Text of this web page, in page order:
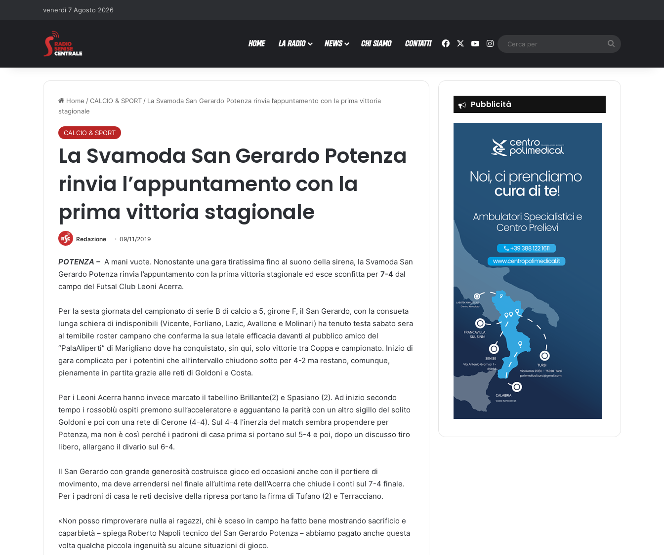
venerdì 7 Agosto 2026
HOME LA RADIO NEWS CHI SIAMO CONTATTI Facebook You TubeInstagram
Home /CALCIO & SPORT / La Svamoda San Gerardo Potenza rinvia l’appuntamento con la prima vittoria
stagionale
CALCIO & SPORT
La Svamoda San Gerardo Potenza
rinvia l’appuntamento con la
prima vittoria stagionale
Redazione 09/11/2019
POTENZA – A mani vuote. Nonostante una gara tiratissima fino al suono della sirena, la Svamoda San
Gerardo Potenza rinvia l’appuntamento con la prima vittoria stagionale ed esce sconfitta per 7-4 dal
campo del Futsal Club Leoni Acerra.
Per la sesta giornata del campionato di serie B di calcio a 5, girone F, il San Gerardo, con la consueta
lunga schiera di indisponibili (Vicente, Forliano, Lazic, Avallone e Molinari) ha tenuto testa sabato sera
al temibile roster campano che conferma la sua letale efficacia davanti al pubblico amico del
“PalaAliperti” di Marigliano dove ha conquistato, sin qui, solo vittorie tra Coppa e campionato. Inizio di
gara complicato per i potentini che all’intervallo chiudono sotto per 4-2 ma restano, comunque,
pienamente in partita grazie alle reti di Goldoni e Costa.
Per i Leoni Acerra hanno invece marcato il tabellino Brillante(2) e Spasiano (2). Ad inizio secondo
tempo i rossoblù ospiti premono sull’acceleratore e agguantano la parità con un altro sigillo del solito
Goldoni e poi con una rete di Cerone (4-4). Sul 4-4 l’inerzia del match sembra propendere per
Potenza, ma non è così perché i padroni di casa prima si portano sul 5-4 e poi, dopo un discusso tiro
libero, allargano il divario sul 6-4.
Il San Gerardo con grande generosità costruisce gioco ed occasioni anche con il portiere di
movimento, ma deve arrendersi nel finale all’ultima rete dell’Acerra che chiude i conti sul 7-4 finale.
Per i padroni di casa le reti decisive della ripresa portano la firma di Tufano (2) e Terracciano.
«Non posso rimproverare nulla ai ragazzi, chi è sceso in campo ha fatto bene mostrando sacrificio e
caparbietà – spiega Roberto Napoli tecnico del San Gerardo Potenza – abbiamo pagato anche questa
volta qualche piccola ingenuità su alcune situazioni di gioco.
Pubblicità